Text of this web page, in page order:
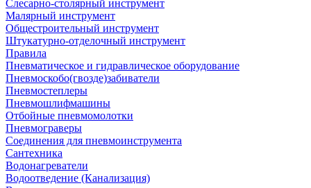
Слесарно-столярный инструмент
Малярный инструмент
Общестроительный инструмент
Штукатурно-отделочный инструмент
Правила
Пневматическое и гидравлическое оборудование
Пневмоскобо(гвозде)забиватели
Пневмостеплеры
Пневмошлифмашины
Отбойные пневмомолотки
Пневмограверы
Соединения для пневмоинструмента
Сантехника
Водонагреватели
Водоотведение (Канализация)